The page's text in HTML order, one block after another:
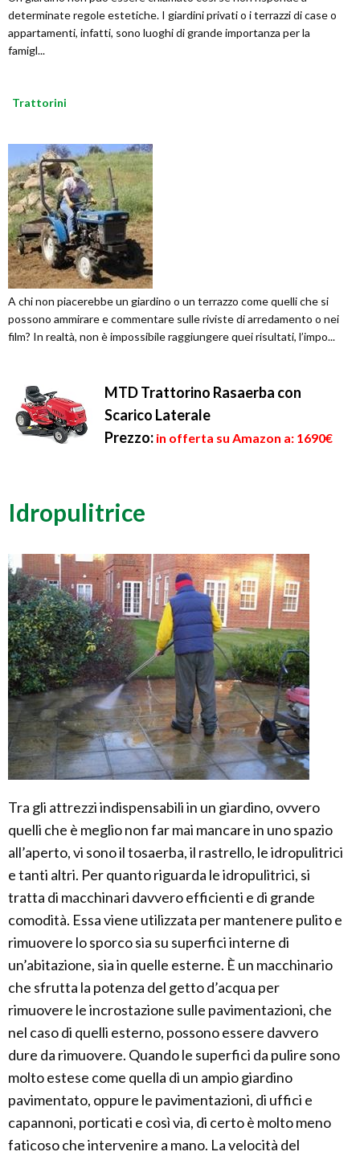
determinate regole estetiche. I giardini privati o i terrazzi di case o
appartamenti, infatti, sono luoghi di grande importanza per la
famigl...
Trattorini
A chi non piacerebbe un giardino o un terrazzo come quelli che si
possono ammirare e commentare sulle riviste di arredamento o nei
film? In realtà, non è impossibile raggiungere quei risultati, l’impo...
MTD Trattorino Rasaerba con
Scarico Laterale
Prezzo: in offerta su Amazon a: 1690€
Idropulitrice
Tra gli attrezzi indispensabili in un giardino, ovvero
quelli che è meglio non far mai mancare in uno spazio
all’aperto, vi sono il tosaerba, il rastrello, le idropulitrici
e tanti altri. Per quanto riguarda le idropulitrici, si
tratta di macchinari davvero efficienti e di grande
comodità. Essa viene utilizzata per mantenere pulito e
rimuovere lo sporco sia su superfici interne di
un’abitazione, sia in quelle esterne. È un macchinario
che sfrutta la potenza del getto d’acqua per
rimuovere le incrostazione sulle pavimentazioni, che
nel caso di quelli esterno, possono essere davvero
dure da rimuovere. Quando le superfici da pulire sono
molto estese come quella di un ampio giardino
pavimentato, oppure le pavimentazioni, di uffici e
capannoni, porticati e così via, di certo è molto meno
faticoso che intervenire a mano. La velocità del